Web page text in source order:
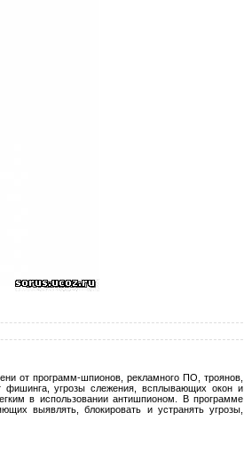
от программ-шпионов, рекламного ПО, троянов,
фишинга, угрозы слежения, всплывающих окон и
в использовании антишпионом. В программе
выявлять, блокировать и устранять угрозы,